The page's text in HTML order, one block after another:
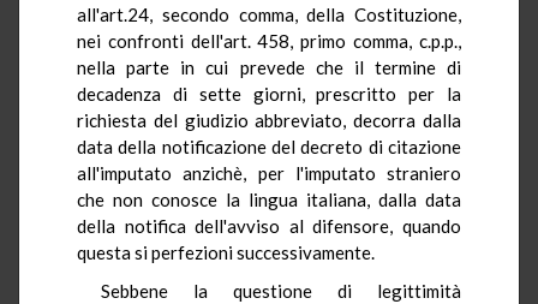
all'art.24, secondo comma, della Costituzione,
nei confronti dell'art. 458, primo comma, c.p.p.,
nella parte in cui prevede che il termine di
decadenza di sette giorni, prescritto per la
richiesta del giudizio abbreviato, decorra dalla
data della notificazione del decreto di citazione
all'imputato anzichè, per l'imputato straniero
che non conosce la lingua italiana, dalla data
della notifica dell'avviso al difensore, quando
questa si perfezioni successivamente.
Sebbene la questione di legittimità